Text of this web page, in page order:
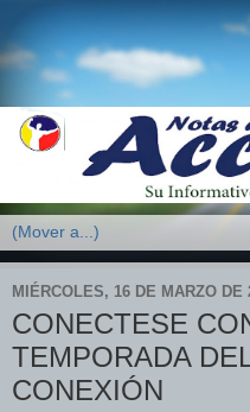
MIÉRCOLES, 16 DE MARZO DE
CONECTESE
TEMPORADA
CONEXIÓN